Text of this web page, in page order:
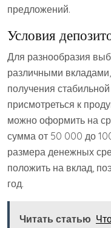
предложений.
Условия
Для разнообразия
различными
получения
присмотреться к
можно оформить на
сумма от 50 000 до
размера денежных
положить на вклад,
год.
Читать статью